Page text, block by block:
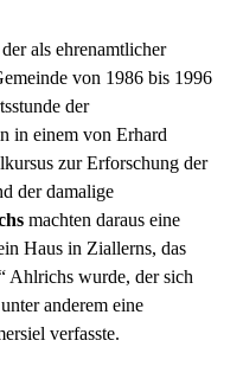
als ehrenamtlicher
von 1986 bis 1996
der
in einem von Erhard
zur Erforschung der
der damalige
machten daraus eine
Haus in Ziallerns, das
Ahlrichs wurde, der sich
anderem eine
verfasste.